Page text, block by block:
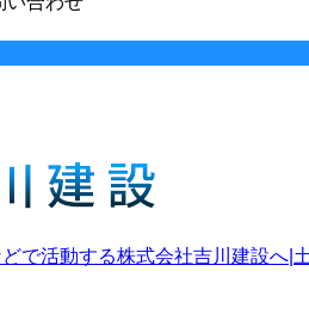
で活動する株式会社吉川建設へ|